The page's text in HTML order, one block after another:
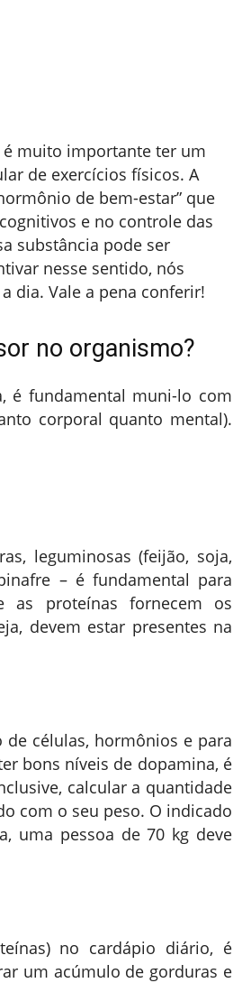
muito importante ter um
de exercícios físicos. A
de bem-estar” que
e no controle das
substância pode ser
nesse sentido, nós
dia. Vale a pena conferir!
no organismo?
é fundamental muni-lo com
corporal quanto mental).
leguminosas (feijão, soja,
– é fundamental para
as proteínas fornecem os
devem estar presentes na
células, hormônios e para
bons níveis de dopamina, é
calcular a quantidade
com o seu peso. O indicado
uma pessoa de 70 kg deve
no cardápio diário, é
um acúmulo de gorduras e